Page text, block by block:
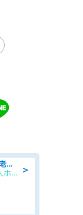
＞
「栄養士」正職員/日勤のみ/特別養護老人ホーム
社会福祉法人しもにた会/特別養護老人ホーム かぶらの里